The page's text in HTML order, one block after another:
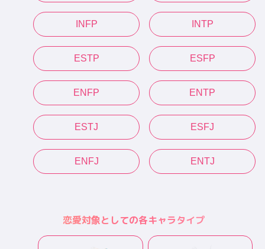
INFP INTP
ESTP ESFP
ENFP ENTP
ESTJ ESFJ
ENFJ ENTJ
恋愛対象としての各キャラタイプ